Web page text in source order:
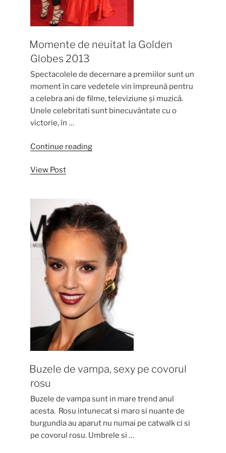
Momente de neuitat la Golden
Globes 2013
Spectacolele de decernare a premiilor sunt un
moment în care vedetele vin împreună pentru
a celebra ani de filme, televiziune și muzică.
Unele celebritati sunt binecuvântate cu o
victorie, în …
Continue reading“Momente
Globes
2013”
View Post
Buzele de vampa, sexy pe covorul
rosu
Buzele de vampa sunt in mare trend anul
acesta. Rosu intunecat si maro si nuante de
burgundia au aparut nu numai pe catwalk ci si
pe covorul rosu. Umbrele si …